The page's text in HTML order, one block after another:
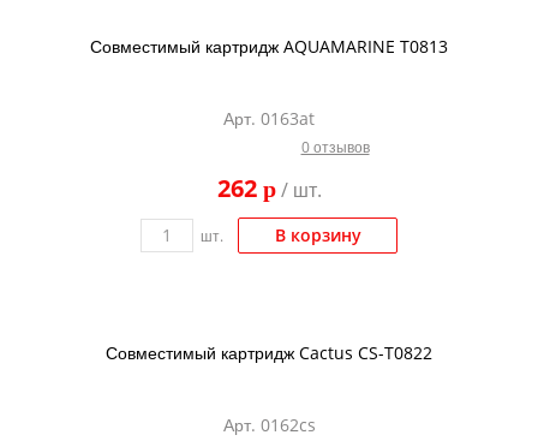
Совместимый картридж AQUAMARINE T0813
Арт. 0163at
0 отзывов
262 p/ шт.
шт. В корзину
Совместимый картридж Cactus CS-T0822
Арт. 0162cs